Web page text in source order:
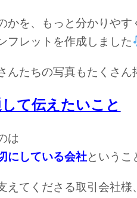
かを、もっと分かりや
フレットを作成しました
んたちの写真もたくさん
て伝えたいこと
は
にしている会社というこ
えてくださる取引会社